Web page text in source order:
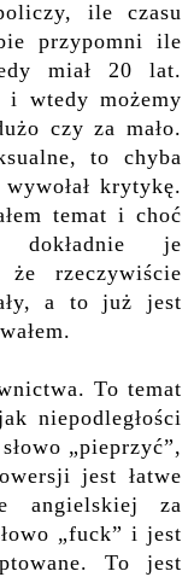
ile czasu
przypomni ile
miał 20 lat.
i wtedy możemy
czy za mało.
to chyba
krytykę.
temat i choć
je
że rzeczywiście
a to już jest
To temat
niepodległości
„pieprzyć”,
jest łatwe
angielskiej za
„fuck” i jest
To jest